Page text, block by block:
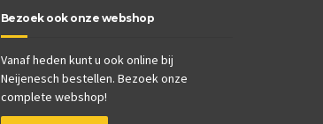
Bezoek ook onze webshop
Vanaf heden kunt u ook online bij
Neijenesch bestellen. Bezoek onze
complete webshop!